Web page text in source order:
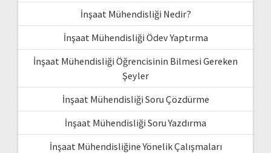
İnşaat Mühendisliği Nedir?
İnşaat Mühendisliği Ödev Yaptırma
İnşaat Mühendisliği Öğrencisinin Bilmesi Gereken
Şeyler
İnşaat Mühendisliği Soru Çözdürme
İnşaat Mühendisliği Soru Yazdırma
İnşaat Mühendisliğine Yönelik Çalışmaları